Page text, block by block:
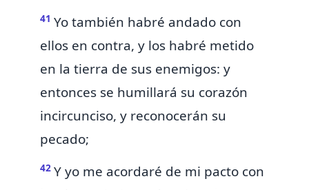
41 Yo también habré andado con
ellos en contra, y los habré metido
en la tierra de sus enemigos: y
entonces se humillará su corazón
incircunciso, y reconocerán su
pecado;
42 Y yo me acordaré de mi pacto con